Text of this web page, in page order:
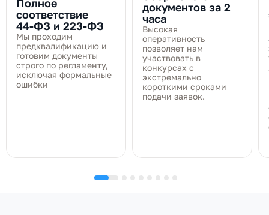
Полное
соответствие
44‑ФЗ и 223‑ФЗ
Мы проходим
предквалификацию и
готовим документы
строго по регламенту,
исключая формальные
ошибки
документов за 2
часа
Высокая
оперативность
позволяет нам
участвовать в
конкурсах с
экстремально
короткими сроками
подачи заявок.